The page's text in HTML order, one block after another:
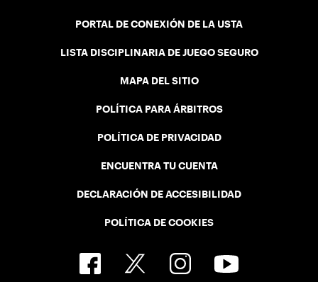
PORTAL DE CONEXIÓN DE LA USTA
LISTA DISCIPLINARIA DE JUEGO SEGURO
MAPA DEL SITIO
POLÍTICA PARA ÁRBITROS
POLÍTICA DE PRIVACIDAD
ENCUENTRA TU CUENTA
DECLARACIÓN DE ACCESIBILIDAD
POLÍTICA DE COOKIES